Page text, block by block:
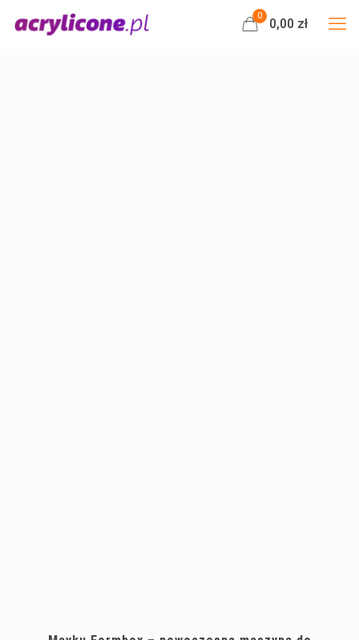
0
0,00 zł